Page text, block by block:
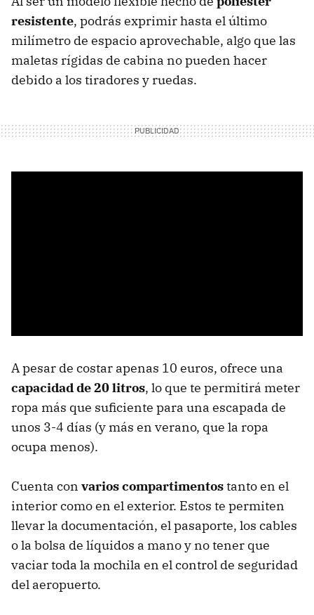
resistente, podrás exprimir hasta el último
milímetro de espacio aprovechable, algo que las
maletas rígidas de cabina no pueden hacer
debido a los tiradores y ruedas.
A pesar de costar apenas 10 euros, ofrece una
capacidad de 20 litros, lo que te permitirá meter
ropa más que suficiente para una escapada de
unos 3-4 días (y más en verano, que la ropa
ocupa menos).
Cuenta con varios compartimentostanto en el
interior como en el exterior. Estos te permiten
llevar la documentación, el pasaporte, los cables
o la bolsa de líquidos a mano y no tener que
vaciar toda la mochila en el control de seguridad
del aeropuerto.